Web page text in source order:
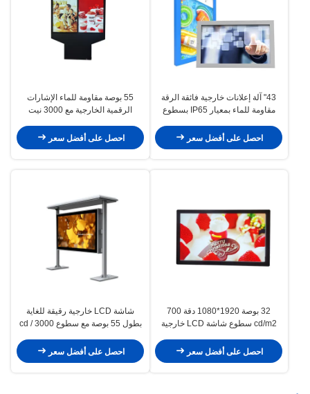
43" آلة إعلانات خارجية فائقة الرقة
مقاومة للماء بمعيار IP65 بسطوع
رقمية مثبتة على الحائط للمصاعد
احصل على أفضل سعر
55 بوصة مقاومة للماء الإشارات
الرقمية الخارجية مع 3000 نيت
احصل على أفضل سعر
32 بوصة 1920*1080 دقة 700
cd/m2 سطوع شاشة LCD خارجية
احصل على أفضل سعر
شاشة LCD خارجية رقيقة للغاية
بطول 55 بوصة مع سطوع 3000 cd /
الإعلانات الرقمية
احصل على أفضل سعر